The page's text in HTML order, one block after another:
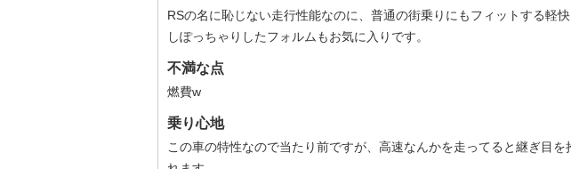
RSの名に恥じない走行性能なのに、普通の街乗りにもフィットする軽
しぽっちゃりしたフォルムもお気に入りです。
不満な点
燃費w
乗り心地
この車の特性なので当たり前ですが、高速なんかを走ってると継ぎ目を